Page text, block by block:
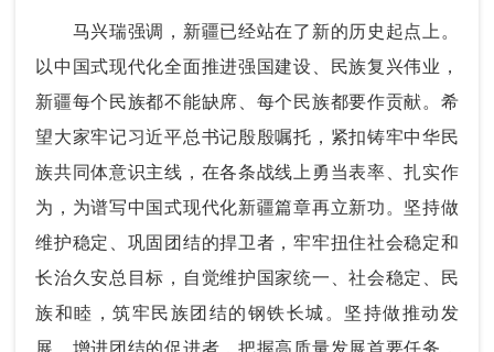
马兴瑞强调，新疆已经站在了新的历史起点上。
以中国式现代化全面推进强国建设、民族复兴伟业，
新疆每个民族都不能缺席、每个民族都要作贡献。希
望大家牢记习近平总书记殷殷嘱托，紧扣铸牢中华民
族共同体意识主线，在各条战线上勇当表率、扎实作
为，为谱写中国式现代化新疆篇章再立新功。坚持做
维护稳定、巩固团结的捍卫者，牢牢扭住社会稳定和
长治久安总目标，自觉维护国家统一、社会稳定、民
族和睦，筑牢民族团结的钢铁长城。坚持做推动发